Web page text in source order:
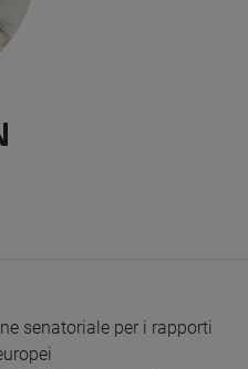
senatoriale per i rapporti